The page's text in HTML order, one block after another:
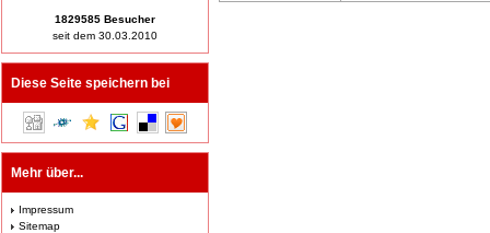
1829585 Besucher
seit dem 30.03.2010
Diese Seite speichern bei
Mehr über...
Impressum
Sitemap